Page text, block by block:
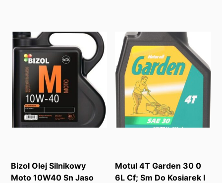
Bizol Olej Silnikowy
Moto 10W40 Sn Jaso
Motul 4T Garden 30 0
6L Cf; Sm Do Kosiarek I